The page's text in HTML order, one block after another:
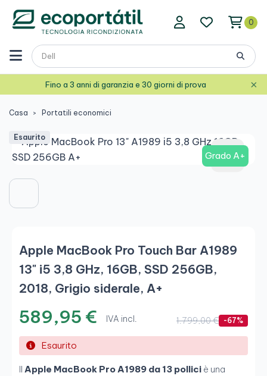
0
Fino a 3 anni di garanzia e 30 giorni di prova ×
Casa Portatili economici
Grado A+
Esaurito
Apple MacBook Pro Touch Bar A1989
13" i5 3,8 GHz, 16GB, SSD 256GB,
2018, Grigio siderale, A+
589,95 € IVA incl. 1.799,00 € -67%
Esaurito
Il Apple MacBook Pro A1989 da 13 pollici è una